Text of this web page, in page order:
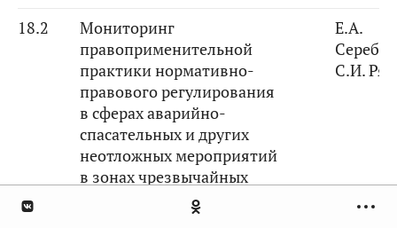
18.2
Мониторинг
правоприменительной
практики нормативно-
правового регулирования
в сферах аварийно-
спасательных и других
неотложных мероприятий
в зонах чрезвычайных
ситуаций на территории
Российской Федерации
Е.А.
С.И.